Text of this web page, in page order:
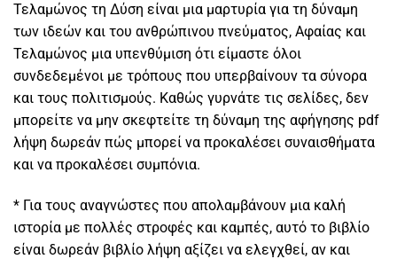
Τελαμώνος τη Δύση είναι μια μαρτυρία για τη δύναμη
των ιδεών και του ανθρώπινου πνεύματος, Αφαίας και
Τελαμώνος μια υπενθύμιση ότι είμαστε όλοι
συνδεδεμένοι με τρόπους που υπερβαίνουν τα σύνορα
και τους πολιτισμούς. Καθώς γυρνάτε τις σελίδες, δεν
μπορείτε να μην σκεφτείτε τη δύναμη της αφήγησης pdf
λήψη δωρεάν πώς μπορεί να προκαλέσει συναισθήματα
και να προκαλέσει συμπόνια.
* Για τους αναγνώστες που απολαμβάνουν μια καλή
ιστορία με πολλές στροφές και καμπές, αυτό το βιβλίο
είναι δωρεάν βιβλίο λήψη αξίζει να ελεγχθεί, αν και